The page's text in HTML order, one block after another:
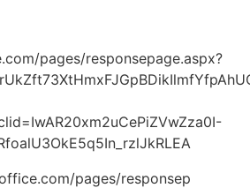
pages/responsepage.aspx?
pages/responsep